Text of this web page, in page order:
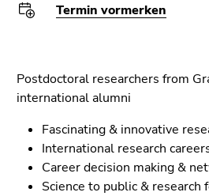
Termin vormerken
Postdoctoral researchers from
international alumni
Fascinating & innovative
International research
Career decision making &
Science to public & research